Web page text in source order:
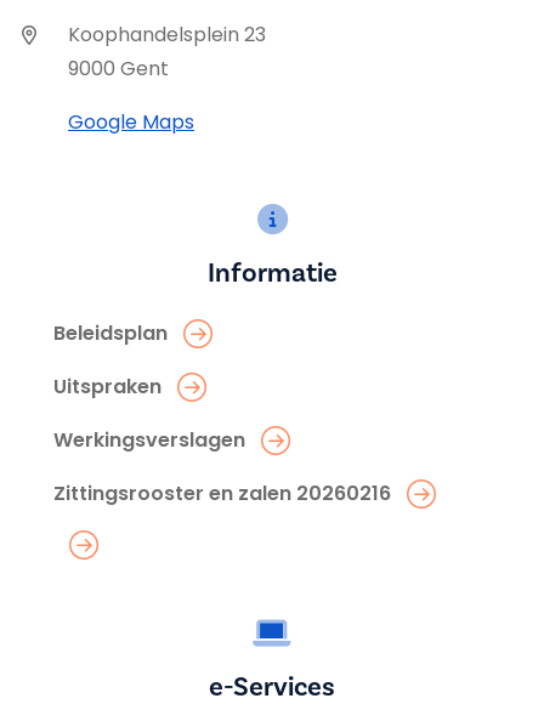
Koophandelsplein 23
9000 Gent
Google Maps
Informatie
Beleidsplan
Uitspraken
Werkingsverslagen
Zittingsrooster en zalen 20260216
e-Services